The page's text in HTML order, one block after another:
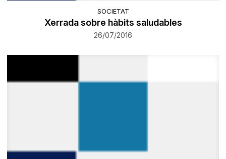
SOCIETAT
Xerrada sobre hàbits saludables
26/07/2016